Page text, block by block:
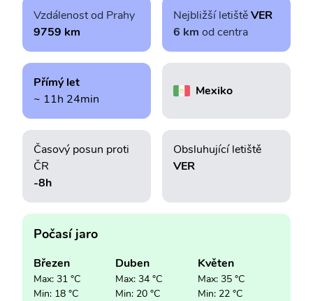
Vzdálenost od Prahy
9759 km
Nejbližší letištěVER
6 km od centra
Přímý let
~ 11h 24min
Mexiko
Časový posun proti
ČR
-8h
Obsluhující letiště
VER
Počasí jaro
Březen
Max: 31 °C
Min: 18 °C
Duben
Max: 34 °C
Min: 20 °C
Květen
Max: 35 °C
Min: 22 °C